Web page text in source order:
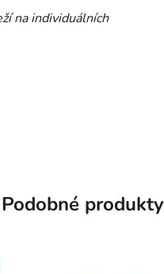
na individuálních
Podobné produkty